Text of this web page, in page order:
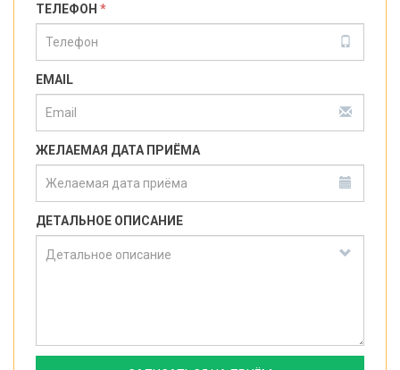
ТЕЛЕФОН *
EMAIL
ЖЕЛАЕМАЯ ДАТА ПРИЁМА
ДЕТАЛЬНОЕ ОПИСАНИЕ